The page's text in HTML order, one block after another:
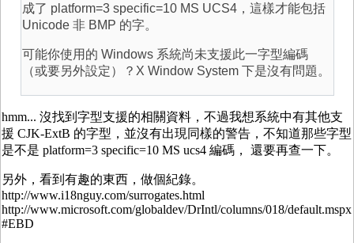
成了 platform=3 specific=10 MS UCS4，這樣才能包括
Unicode 非 BMP 的字。
可能你使用的 Windows 系統尚未支援此一字型編碼
（或要另外設定）？X Window System 下是沒有問題。
hmm... 沒找到字型支援的相關資料，不過我想系統中有其他支
援 CJK-ExtB 的字型，並沒有出現同樣的警告，不知道那些字型
是不是 platform=3 specific=10 MS ucs4 編碼， 還要再查一下。
另外，看到有趣的東西，做個紀錄。
http://www.i18nguy.com/surrogates.html
http://www.microsoft.com/globaldev/DrIntl/columns/018/default.mspx
#EBD